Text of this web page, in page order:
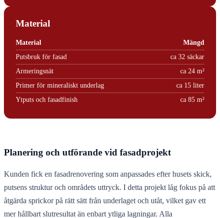
Material
Material
Mängd
Putsbruk för fasad
ca 32 säckar
Armeringsnät
ca 24 m²
Primer för mineraliskt underlag
ca 15 liter
Ytputs och fasadfinish
ca 85 m²
Planering och utförande vid fasadprojekt
Kunden fick en fasadrenovering som anpassades efter husets skick,
putsens struktur och områdets uttryck. I detta projekt låg fokus på att
åtgärda sprickor på rätt sätt från underlaget och utåt, vilket gav ett
mer hållbart slutresultat än enbart ytliga lagningar. Alla